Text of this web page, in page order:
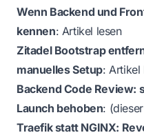
Wenn Backend und
kennen: Artikel lesen
Zitadel Bootstrap
manuelles Setup: Artikel
Backend Code Review:
Launch behoben:
Traefik statt NGINX: